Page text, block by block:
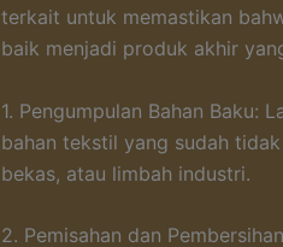
terkait untuk memastikan
baik menjadi produk akhir
1. Pengumpulan Bahan Baku:
bahan tekstil yang sudah
bekas, atau limbah industri.
2. Pemisahan dan